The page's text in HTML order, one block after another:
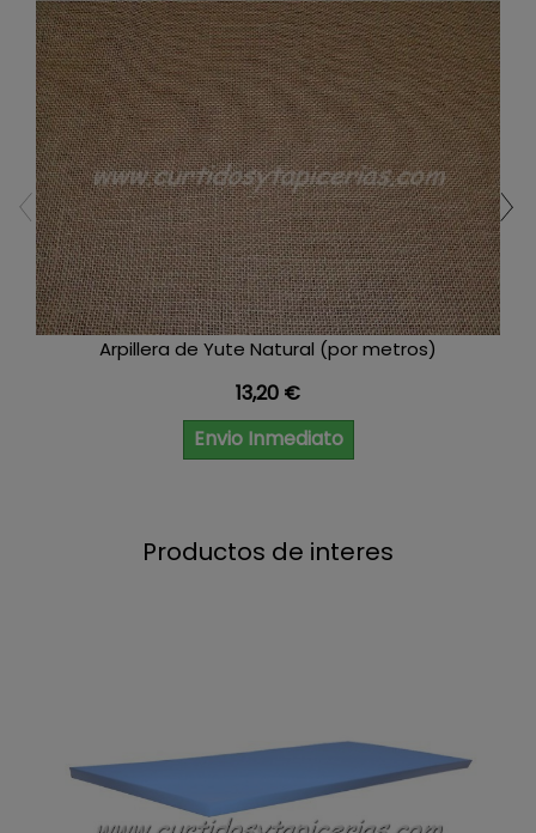
Arpillera de Yute Natural (por metros)
Precio
13,20 €
Envio Inmediato
Productos de interes